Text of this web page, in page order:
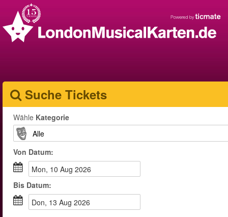
Suche Tickets
Wähle Kategorie
Von Datum:
Mon, 10 Aug 2026
Bis Datum:
Don, 13 Aug 2026